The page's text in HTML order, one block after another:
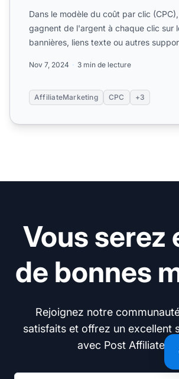
Dans le modèle du coût par clic
gagnent de l'argent à chaque clic sur
bannières, liens texte ou autres
Nov 7, 2024 3 min de lecture
AffiliateMarketing CPC +3
Vous serez
de bonnes
Rejoignez notre
satisfaits et offrez un excellent
avec Post Affiliate